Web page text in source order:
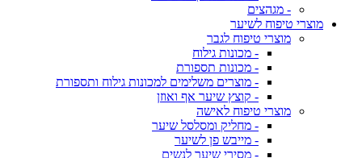
- מגהצים
מוצרי טיפוח לשיער
מוצרי טיפוח לגבר
- מכונות גילוח
- מכונות תספורת
- מוצרים משלימים למכונות גילוח ותספורת
- קוצץ שיער אף ואוזן
מוצרי טיפוח לאישה
- מחליק ומסלסל שיער
- מייבש פן לשיער
- מסירי שיער לנשים